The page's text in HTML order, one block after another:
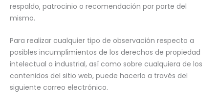
respaldo, patrocinio o recomendación por parte del
mismo.
Para realizar cualquier tipo de observación respecto a
posibles incumplimientos de los derechos de propiedad
intelectual o industrial, así como sobre cualquiera de los
contenidos del sitio web, puede hacerlo a través del
siguiente correo electrónico.